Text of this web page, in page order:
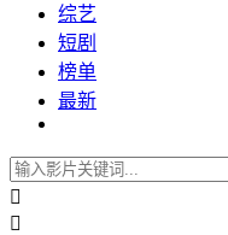
综艺
短剧
榜单
最新

